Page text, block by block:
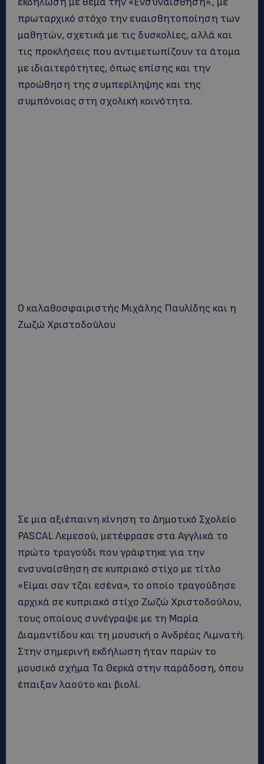
πρωταρχικό στόχο την ευαισθητοποίηση των
μαθητών, σχετικά με τις δυσκολίες, αλλά και
τις προκλήσεις που αντιμετωπίζουν τα άτομα
με ιδιαιτερότητες, όπως επίσης και την
προώθηση της συμπερίληψης και της
συμπόνοιας στη σχολική κοινότητα.
Ο καλαθοσφαιριστής Μιχάλης Παυλίδης και η
Ζωζώ Χριστοδούλου
Σε μια αξιέπαινη κίνηση το Δημοτικό Σχολείο
PASCAL Λεμεσού, μετέφρασε στα Αγγλικά το
πρώτο τραγούδι που γράφτηκε για την
ενσυναίσθηση σε κυπριακό στίχο με τίτλο
«Είμαι σαν τζαι εσένα», το οποίο τραγούδησε
αρχικά σε κυπριακό στίχο Ζωζώ Χριστοδούλου,
τους οποίους συνέγραψε με τη Μαρία
Διαμαντίδου και τη μουσική ο Ανδρέας Λιμνατή.
Στην σημερινή εκδήλωση ήταν παρών το
μουσικό σχήμα Τα Θερκά στην παράδοση, όπου
έπαιξαν λαούτο και βιολί.